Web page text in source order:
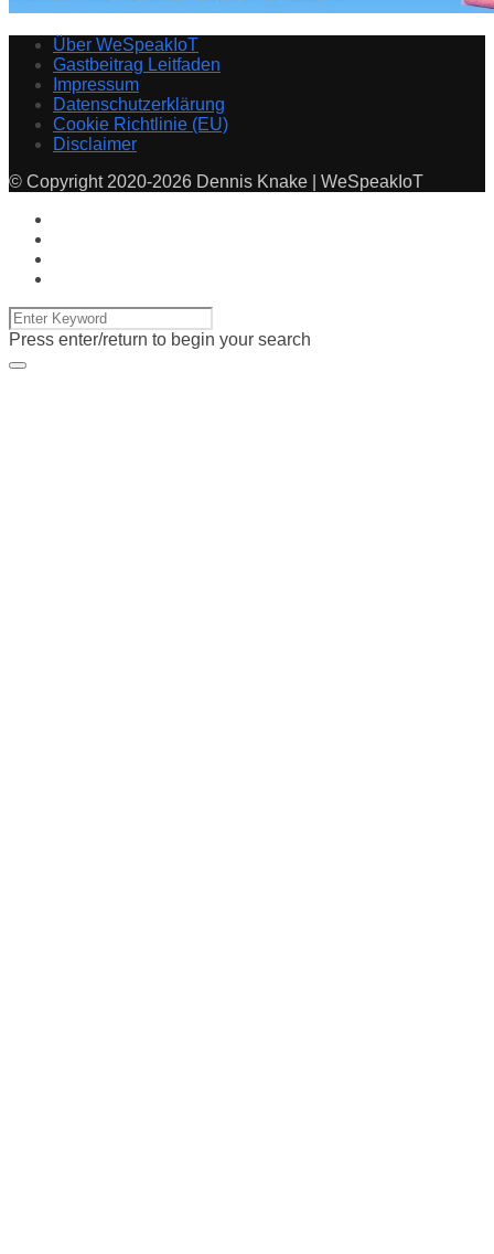
Über WeSpeakIoT
Gastbeitrag Leitfaden
Impressum
Datenschutzerklärung
Cookie Richtlinie (EU)
Disclaimer
© Copyright 2020-2026 Dennis Knake | WeSpeakIoT
Press enter/return to begin your search